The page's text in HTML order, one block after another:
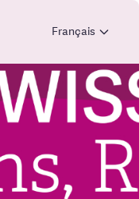
Français